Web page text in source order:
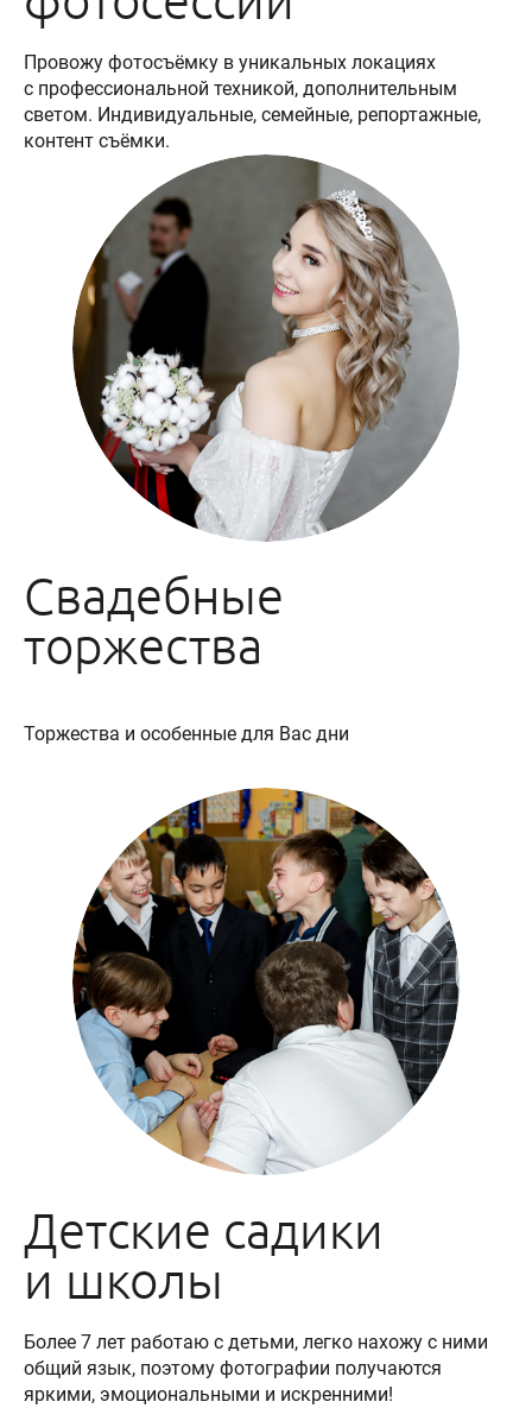
Провожу фотосъёмку в уникальных локациях
с профессиональной техникой, дополнительным
светом. Индивидуальные, семейные, репортажные,
контент съёмки.
Свадебные
торжества
Торжества и особенные для Вас дни
Детские садики
и школы
Более 7 лет работаю с детьми, легко нахожу с ними
общий язык, поэтому фотографии получаются
яркими, эмоциональными и искренними!